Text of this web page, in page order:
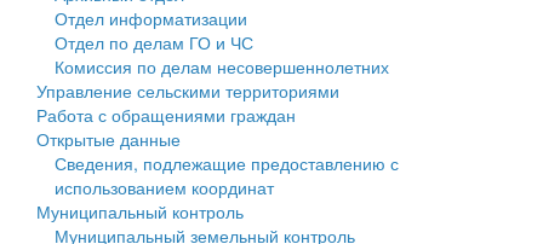
Социальная защита
Фотоальбом
Муниципальные услуги
Проекты административных регламентов
Антимонопольный комплаенс
Противодействие коррупции
Информационная поддержка субъектов малого и
среднего предпринимательства
Муниципальные программы
Контрольно-счетная палата
Персональные данные
Отдел информатизации
Отдел по делам ГО и ЧС
Комиссия по делам несовершеннолетних
Управление сельскими территориями
Работа с обращениями граждан
Открытые данные
Сведения, подлежащие предоставлению с
использованием координат
Муниципальный контроль
Муниципальный земельный контроль